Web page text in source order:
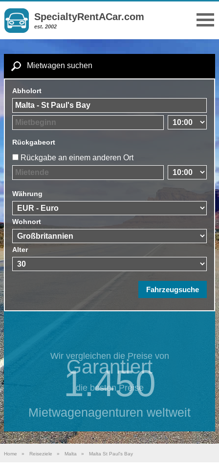
SpecialtyRentACar.com
est. 2002
Mietwagen suchen
Abholort
Rückgabeort
Rückgabe an einem anderen Ort
Währung
Wohnort
Alter
Wir vergleichen die Preise von
1.450
Mietwagenagenturen weltweit
Garantiert
die besten Preise
Home » Reiseziele » Malta » Malta St Paul's Bay